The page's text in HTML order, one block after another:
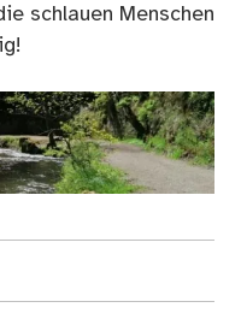
schlauen Menschen